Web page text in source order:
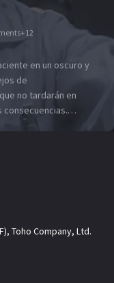
+ 12
en un oscuro y
de
no tardarán en
con unos
Toho Company, Ltd.